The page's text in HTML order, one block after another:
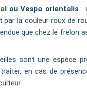
ou Vespa orientalis :
par la couleur roux de
que chez le frelon
sont une espèce
en cas de